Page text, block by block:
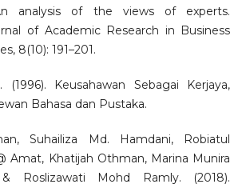
analysis of the views of experts.
of Academic Research in Business
8(10): 191–201.
(1996). Keusahawan Sebagai Kerjaya,
Bahasa dan Pustaka.
Suhailiza Md. Hamdani, Robiatul
Amat, Khatijah Othman, Marina Munira
Roslizawati Mohd Ramly. (2018).